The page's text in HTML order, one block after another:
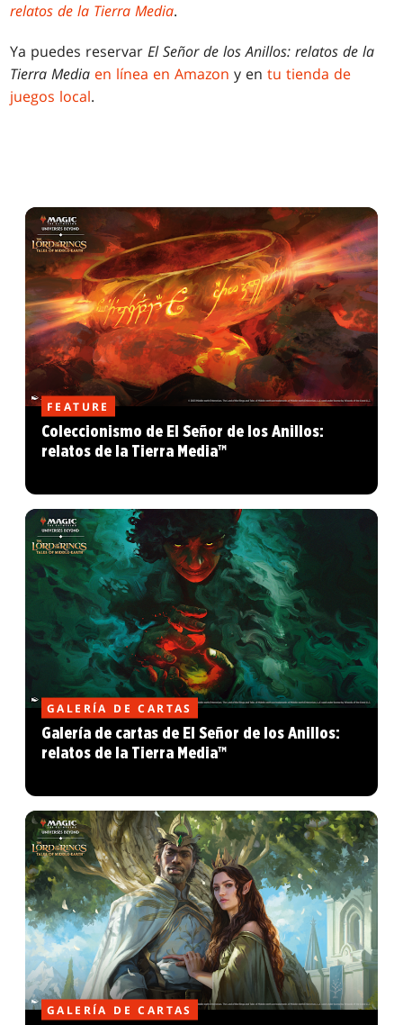
relatos de la Tierra Media.
Ya puedes reservarEl Señor de los Anillos: relatos de la
Tierra Media en línea en Amazon y entu tienda de
juegos local.
FEATURE
Coleccionismo de El Señor de los Anillos:
relatos de la Tierra Media™
GALERÍA DE CARTAS
Galería de cartas de El Señor de los Anillos:
relatos de la Tierra Media™
GALERÍA DE CARTAS